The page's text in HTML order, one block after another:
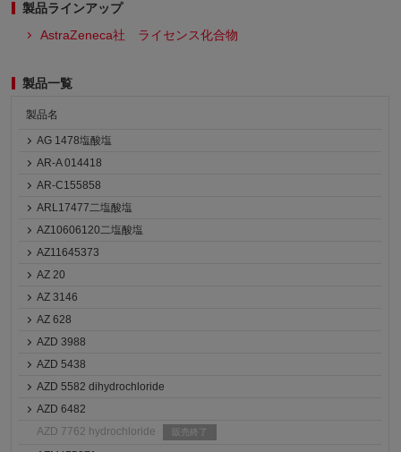
製品ラインアップ
AstraZeneca社 ライセンス化合物
製品一覧
製品名
AG 1478塩酸塩
AR-A 014418
AR-C155858
ARL17477二塩酸塩
AZ10606120二塩酸塩
AZ11645373
AZ 20
AZ 3146
AZ 628
AZD 3988
AZD 5438
AZD 5582 dihydrochloride
AZD 6482
AZD 7762 hydrochloride
販売終了